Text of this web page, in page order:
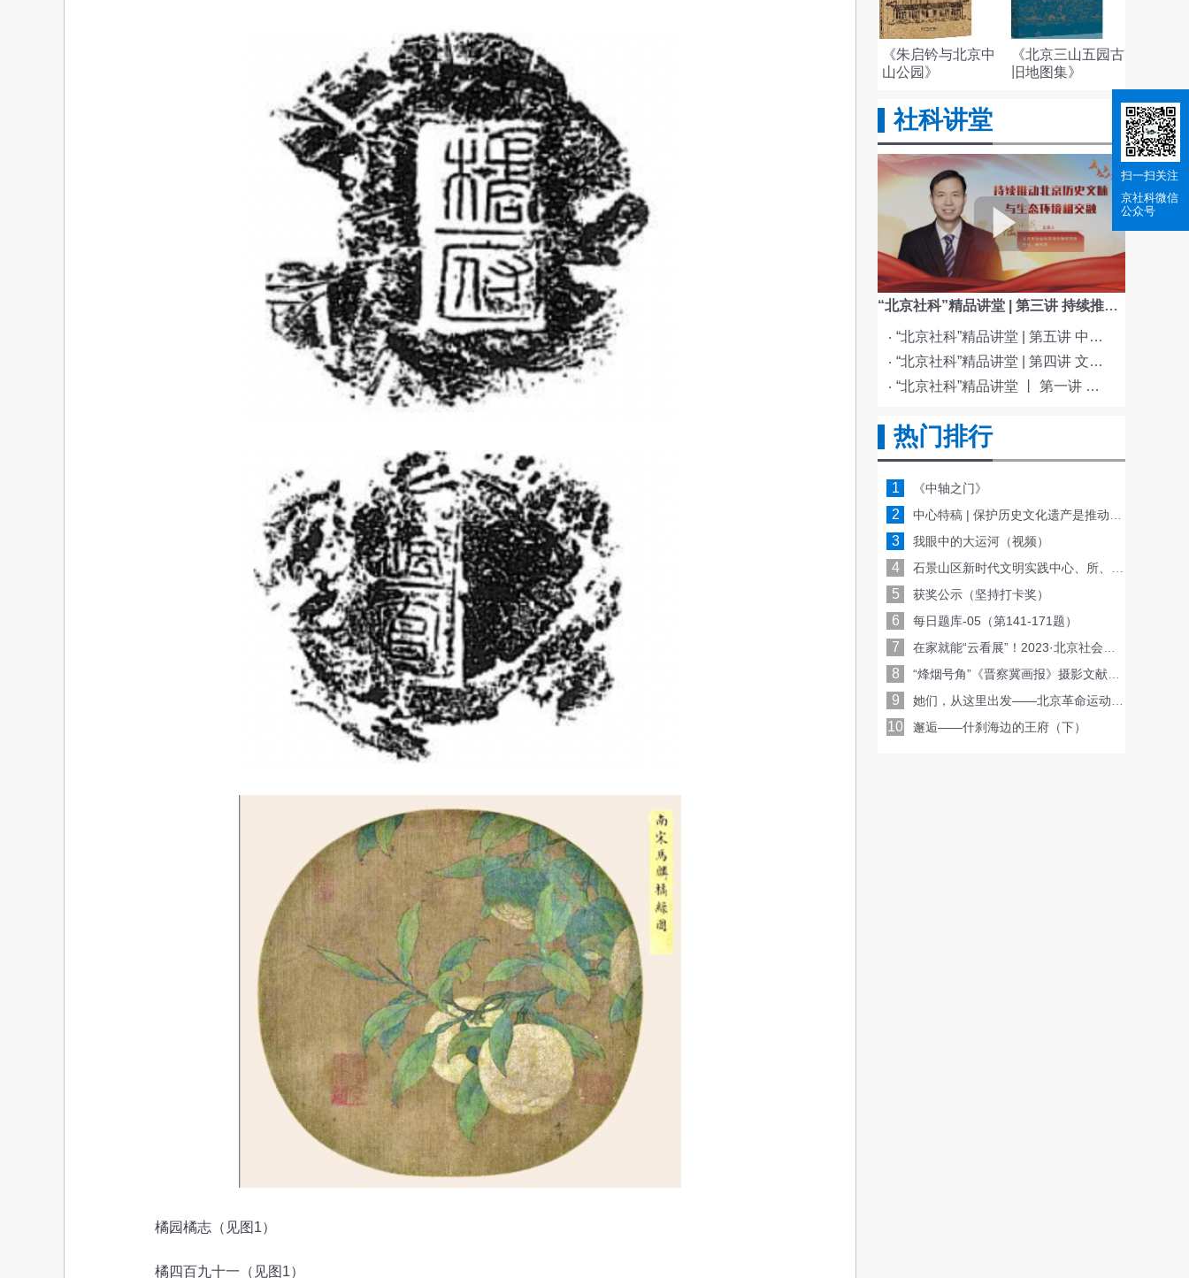
橘园橘志（见图1）
橘四百九十一（见图1）
《朱启钤与北京中
山公园》
《北京三山五园古
旧地图集》
社科讲堂
“北京社科”精品讲堂 | 第三讲 持续推动北京历史文脉与生态环境相交融
“北京社科”精品讲堂 | 第五讲 中国电影与文化传统
“北京社科”精品讲堂 | 第四讲 文化与科技融合赋能新质生产力发展
“北京社科”精品讲堂 丨 第一讲 《红楼梦》的北京情缘
热门排行
1 《中轴之门》
2 中心特稿 | 保护历史文化遗产是推动文化传承发展的重要基础
3 我眼中的大运河（视频）
4 石景山区新时代文明实践中心、所、站三级联动 共同收看北京社会科学普及周开幕仪式
5 获奖公示（坚持打卡奖）
6 每日题库-05（第141-171题）
7 在家就能“云看展”！2023·北京社会科学普及周带你抢鲜看
8 “烽烟号角”《晋察冀画报》摄影文献展在抗战馆开幕
9 她们，从这里出发——北京革命运动中的女高师（上）
10 邂逅——什刹海边的王府（下）
扫一扫关注
京社科微信
公众号